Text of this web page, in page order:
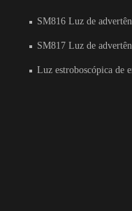
SM816 Luz de
SM817 Luz de
Luz estroboscópica de